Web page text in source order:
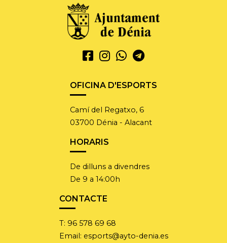
OFICINA D'ESPORTS
Camí del Regatxo, 6
03700 Dénia - Alacant
HORARIS
De dilluns a divendres
De 9 a 14:00h
CONTACTE
T: 96 578 69 68
Email: esports@ayto-denia.es